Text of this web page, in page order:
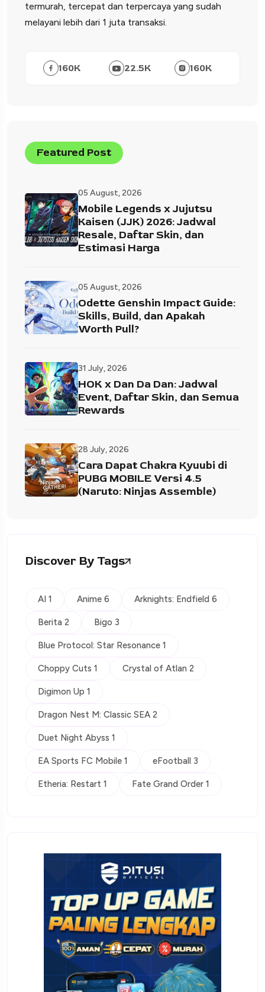
termurah, tercepat dan terpercaya yang sudah
melayani lebih dari 1 juta transaksi.
160K 22.5K 160K
Featured Post
05 August, 2026
Mobile Legends x Jujutsu
Kaisen (JJK) 2026: Jadwal
Resale, Daftar Skin, dan
Estimasi Harga
05 August, 2026
Odette Genshin Impact Guide:
Skills, Build, dan Apakah
Worth Pull?
31 July, 2026
HOK x Dan Da Dan: Jadwal
Event, Daftar Skin, dan Semua
Rewards
28 July, 2026
Cara Dapat Chakra Kyuubi di
PUBG MOBILE Versi 4.5
(Naruto: Ninjas Assemble)
Discover By Tags
AI 1 Anime 6 Arknights: Endfield 6
Berita 2 Bigo 3
Blue Protocol: Star Resonance 1
Choppy Cuts 1 Crystal of Atlan 2
Digimon Up 1
Dragon Nest M: Classic SEA 2
Duet Night Abyss 1
EA Sports FC Mobile 1 eFootball 3
Etheria: Restart 1 Fate Grand Order 1